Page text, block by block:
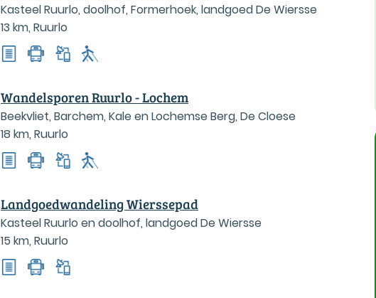
Kasteel Ruurlo, doolhof, Formerhoek, landgoed De Wiersse
13 km, Ruurlo
Wandelsporen Ruurlo - Lochem
Beekvliet, Barchem, Kale en Lochemse Berg, De Cloese
18 km, Ruurlo
Landgoedwandeling Wierssepad
Kasteel Ruurlo en doolhof, landgoed De Wiersse
15 km, Ruurlo